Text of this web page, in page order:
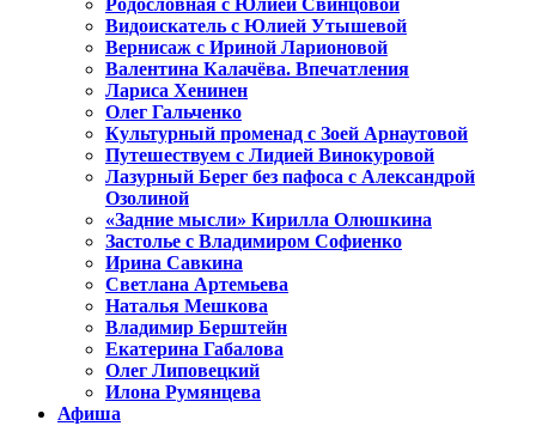
Родословная с Юлией Свинцовой
Видоискатель с Юлией Утышевой
Вернисаж с Ириной Ларионовой
Валентина Калачёва. Впечатления
Лариса Хенинен
Олег Гальченко
Культурный променад с Зоей Арнаутовой
Путешествуем с Лидией Винокуровой
Лазурный Берег без пафоса с Александрой
Озолиной
«Задние мысли» Кирилла Олюшкина
Застолье с Владимиром Софиенко
Ирина Савкина
Светлана Артемьева
Наталья Мешкова
Владимир Берштейн
Екатерина Габалова
Олег Липовецкий
Илона Румянцева
Афиша